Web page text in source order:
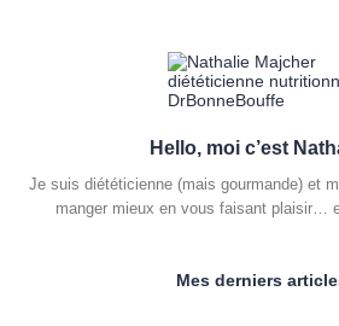
Hello, moi c’est
Je suis diététicienne (mais gourmande) et
manger mieux en vous faisant plaisir…
Mes derniers